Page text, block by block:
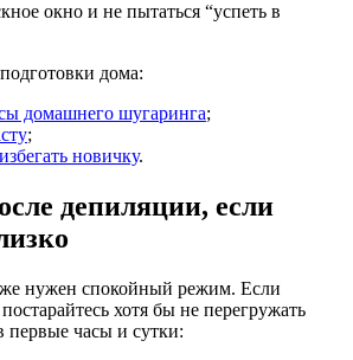
окно и не пытаться “успеть в
дома:
домашнего шугаринга;
;
новичку.
депиляции, если
нужен спокойный режим. Если
хотя бы не перегружать
первые часы и сутки: